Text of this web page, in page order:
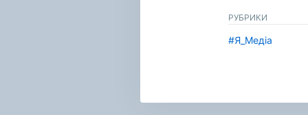
РУБРИКИ
#Я_Медіа